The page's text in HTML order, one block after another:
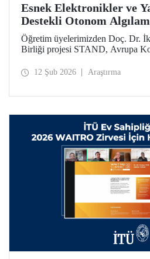
Esnek Elektronikler ve
Destekli Otonom
Bir Araya Getiren
AB’den Destek
Öğretim üyelerimizden Doç. Dr.
Birliği projesi STAND, Avrupa
kazandı.
12 Şub 2026 Araştırma